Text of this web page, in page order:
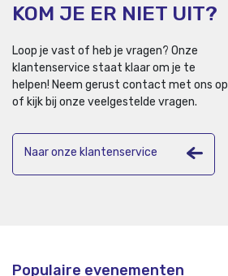
KOM JE ER NIET UIT?
Loop je vast of heb je vragen? Onze
klantenservice staat klaar om je te
helpen! Neem gerust contact met ons op
of kijk bij onze veelgestelde vragen.
Naar onze klantenservice
Populaire evenementen